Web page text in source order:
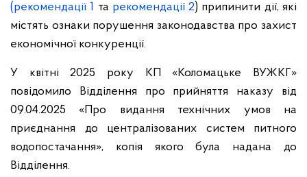
(рекомендації 1 та рекомендації 2) припинити дії, які
містять ознаки порушення законодавства про захист
економічної конкуренції.
У квітні 2025 року КП «Коломацьке ВУЖКГ»
повідомило Відділення про прийняття наказу від
09.04.2025 «Про видання технічних умов на
приєднання до централізованих систем питного
водопостачання», копія якого була надана до
Відділення.